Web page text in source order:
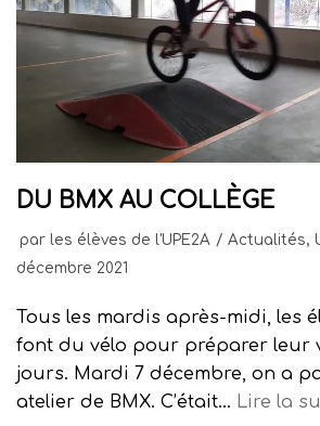
DU BMX AU COLLÈGE
par les élèves de l'UPE2A Actualités,
décembre 2021
Tous les mardis après-midi, les
font du vélo pour préparer leur
jours. Mardi 7 décembre, on a
atelier de BMX. C’était… Lire la